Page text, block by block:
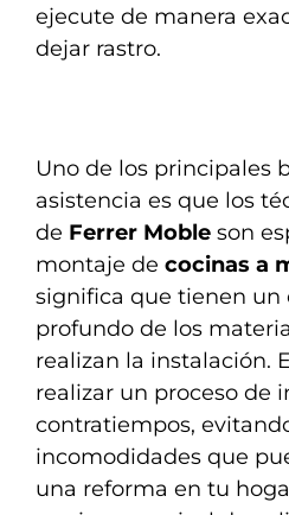
ejecute de manera
dejar rastro.
Uno de los principales
asistencia es que los
de Ferrer Moble son
montaje de cocinas a
significa que tienen
profundo de los
realizan la instalación.
realizar un proceso de
contratiempos,
incomodidades que
una reforma en tu